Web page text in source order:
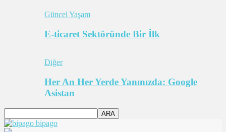
Güncel Yaşam
E-ticaret Sektöründe Bir İlk
Diğer
Her An Her Yerde Yanınızda: Google
Asistan
bipago